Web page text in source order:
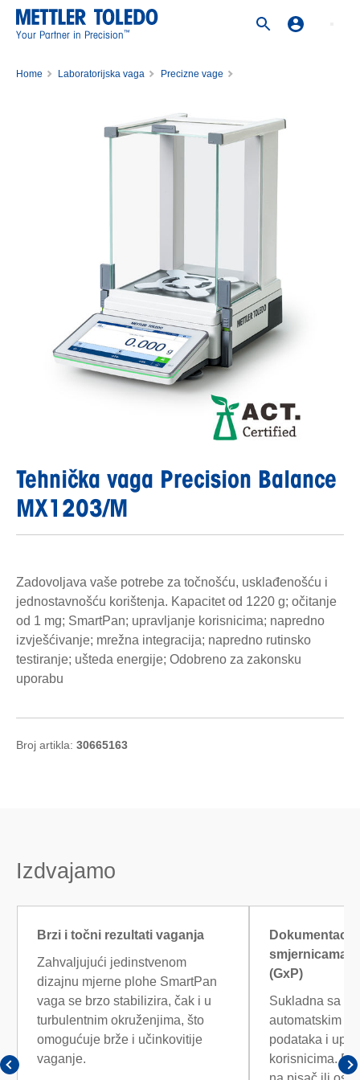
Your Partner in Precision™
Home Laboratorijska vaga
Precizne vage
Tehnička vaga Precision Balance
MX1203/M
Zadovoljava vaše potrebe za točnošću, usklađenošću i
jednostavnošću korištenja. Kapacitet od 1220 g; očitanje
od 1 mg; SmartPan; upravljanje korisnicima; napredno
izvješćivanje; mrežna integracija; napredno rutinsko
testiranje; ušteda energije; Odobreno za zakonsku
uporabu
Broj artikla: 30665163
Izdvajamo
Brzi i točni rezultati vaganja
Zahvaljujući jedinstvenom
dizajnu mjerne plohe SmartPan
vaga se brzo stabilizira, čak i u
turbulentnim okruženjima, što
omogućuje brže i učinkovitije
vaganje.
smjernicama
(GxP)
Sukladna sa
automatskim
podataka i
korisnicima.